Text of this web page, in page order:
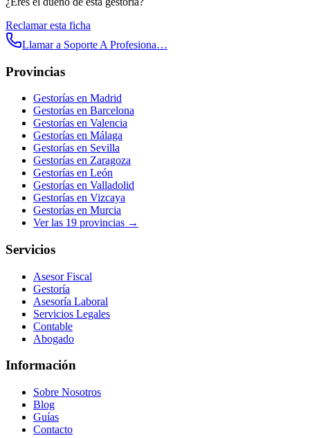
Reclamar esta ficha
Llamar a Soporte A Profesiona…
Provincias
Gestorías en Madrid
Gestorías en Barcelona
Gestorías en Valencia
Gestorías en Málaga
Gestorías en Sevilla
Gestorías en Zaragoza
Gestorías en León
Gestorías en Valladolid
Gestorías en Vizcaya
Gestorías en Murcia
Ver las 19 provincias →
Servicios
Asesor Fiscal
Gestoría
Asesoría Laboral
Servicios Legales
Contable
Abogado
Información
Sobre Nosotros
Blog
Guías
Contacto